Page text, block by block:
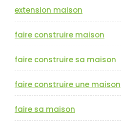
extension maison
faire construire maison
faire construire sa maison
faire construire une maison
faire sa maison